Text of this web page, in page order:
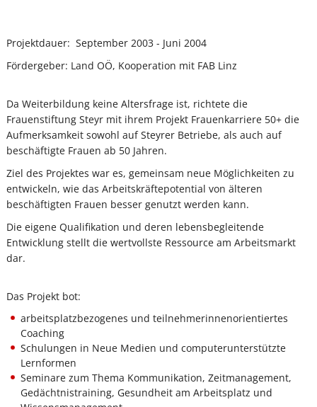
Projektdauer: September 2003 - Juni 2004
Fördergeber: Land OÖ, Kooperation mit FAB Linz
Da Weiterbildung keine Altersfrage ist, richtete die
Frauenstiftung Steyr mit ihrem Projekt Frauenkarriere 50+ die
Aufmerksamkeit sowohl auf Steyrer Betriebe, als auch auf
beschäftigte Frauen ab 50 Jahren.
Ziel des Projektes war es, gemeinsam neue Möglichkeiten zu
entwickeln, wie das Arbeitskräftepotential von älteren
beschäftigten Frauen besser genutzt werden kann.
Die eigene Qualifikation und deren lebensbegleitende
Entwicklung stellt die wertvollste Ressource am Arbeitsmarkt
dar.
Das Projekt bot:
arbeitsplatzbezogenes und teilnehmerinnenorientiertes
Coaching
Schulungen in Neue Medien und computerunterstützte
Lernformen
Seminare zum Thema Kommunikation, Zeitmanagement,
Gedächtnistraining, Gesundheit am Arbeitsplatz und